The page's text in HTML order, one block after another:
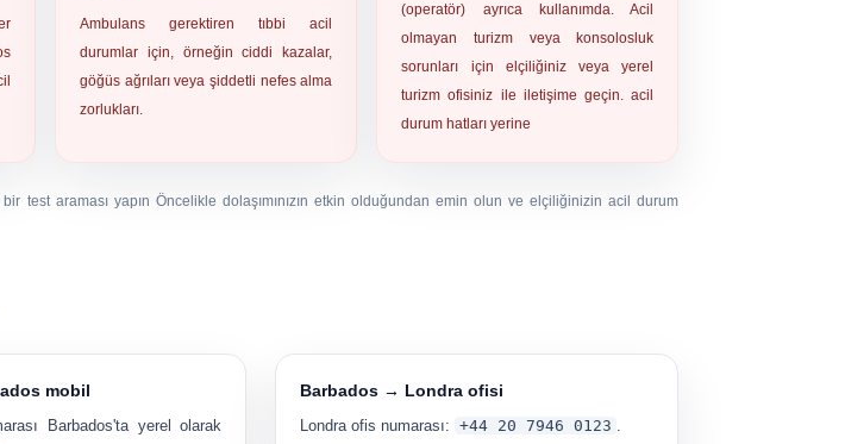
Ambulans gerektiren tıbbi acil
durumlar için, örneğin ciddi kazalar,
göğüs ağrıları veya şiddetli nefes alma
zorlukları.
(operatör) ayrıca kullanımda. Acil
olmayan turizm veya konsolosluk
sorunları için elçiliğiniz veya yerel
turizm ofisiniz ile iletişime geçin. acil
durum hatları yerine
test araması yapın Öncelikle dolaşımınızın etkin olduğundan emin olun ve elçiliğinizin acil durum
mobil
Barbados'ta yerel olarak
Barbados → Londra ofisi
Londra ofis numarası: +44 20 7946 0123 .